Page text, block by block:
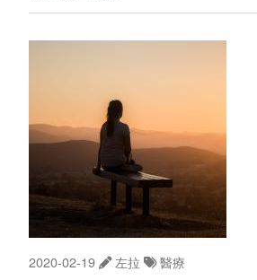
2020-02-19 左拉 醫療